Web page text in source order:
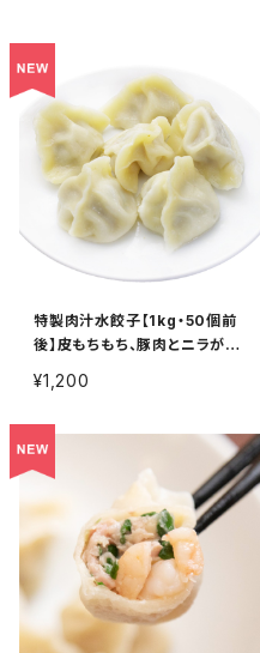
特製肉汁水餃子【1kg・50個前
後】皮もちもち、豚肉とニラがた
¥1,200